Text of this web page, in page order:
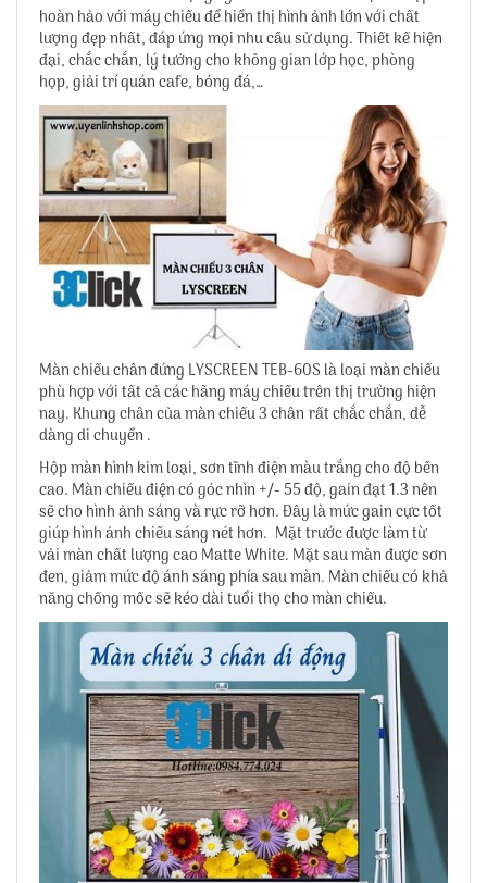
hoàn hảo với máy chiếu để hiển thị hình ảnh lớn với chất
lượng đẹp nhất, đáp ứng mọi nhu cầu sử dụng. Thiết kế hiện
đại, chắc chắn, lý tưởng cho không gian lớp học, phòng
họp, giải trí quán cafe, bóng đá,…
Màn chiếu chân đứng LYSCREEN TEB-60S là loại màn chiếu
phù hợp với tất cả các hãng máy chiếu trên thị trường hiện
nay. Khung chân của màn chiếu 3 chân rất chắc chắn, dễ
dàng di chuyển .
Hộp màn hình kim loại, sơn tĩnh điện màu trắng cho độ bền
cao. Màn chiếu điện có góc nhìn +/- 55 độ, gain đạt 1.3 nên
sẽ cho hình ảnh sáng và rực rỡ hơn. Đây là mức gain cực tốt
giúp hình ảnh chiếu sáng nét hơn. Mặt trước được làm từ
vải màn chất lượng cao Matte White. Mặt sau màn được sơn
đen, giảm mức độ ánh sáng phía sau màn. Màn chiếu có khả
năng chống mốc sẽ kéo dài tuổi thọ cho màn chiếu.